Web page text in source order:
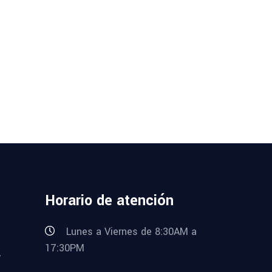
Horario de atención
Lunes a Viernes de 8:30AM a
17:30PM